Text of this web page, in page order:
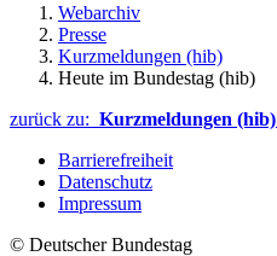
Webarchiv
Presse
Kurzmeldungen (hib)
Heute im Bundestag (hib)
zurück zu: Kurzmeldungen (hib)
Barrierefreiheit
Datenschutz
Impressum
© Deutscher Bundestag